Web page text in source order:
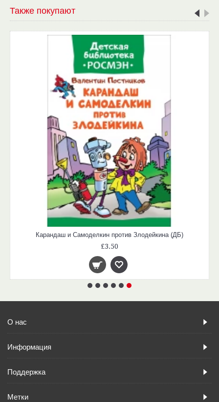
Также покупают
Карандаш и Самоделкин против Злодейкина (ДБ)
£3.50
О нас
Информация
Поддержка
Метки